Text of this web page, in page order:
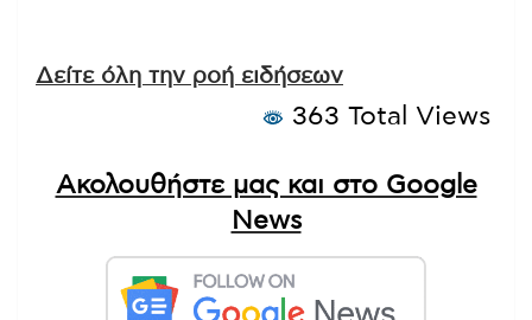
Δείτε όλη την ροή ειδήσεων
363 Total Views
Ακολουθήστε μας και στο Google
News